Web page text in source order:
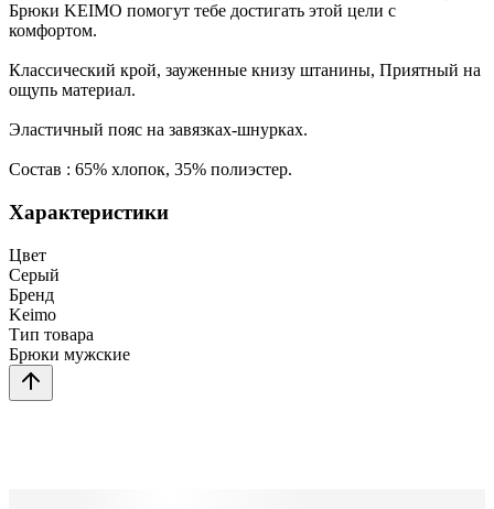
Брюки KEIMO помогут тебе достигать этой цели с
комфортом.
Классический крой, зауженные книзу штанины, Приятный на
ощупь материал.
Эластичный пояс на завязках-шнурках.
Состав : 65% хлопок, 35% полиэстер.
Характеристики
Цвет
Серый
Бренд
Keimo
Тип товара
Брюки мужские